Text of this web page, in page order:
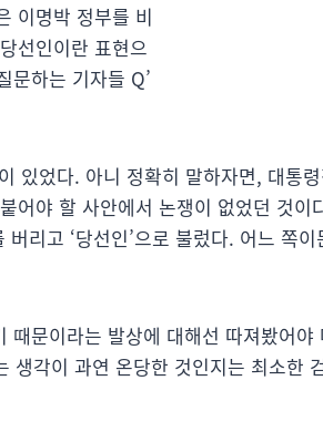
이명박 정부를 비
선인이란 표현으
문하는 기자들 Q’
있었다. 아니 정확히 말하자면, 대통
어야 할 사안에서 논쟁이 없었던 것이
리고 ‘당선인’으로 불렀다. 어느 쪽이
때문이라는 발상에 대해선 따져봤어야
생각이 과연 온당한 것인지는 최소한